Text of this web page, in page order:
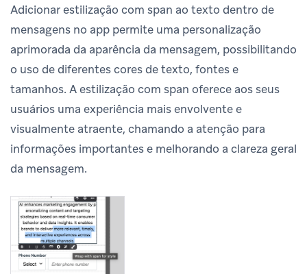
Adicionar estilização com span ao texto dentro de
mensagens no app permite uma personalização
aprimorada da aparência da mensagem, possibilitando
o uso de diferentes cores de texto, fontes e
tamanhos. A estilização com span oferece aos seus
usuários uma experiência mais envolvente e
visualmente atraente, chamando a atenção para
informações importantes e melhorando a clareza geral
da mensagem.